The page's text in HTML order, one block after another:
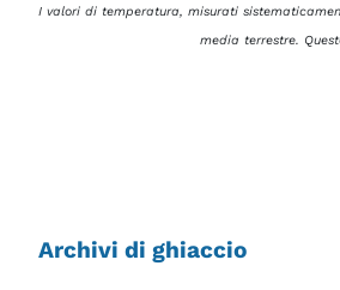
I valori di temperatura, misurati
media terrestre.
Archivi di ghiaccio